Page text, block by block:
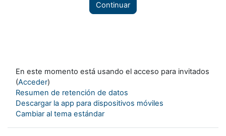
Continuar
En este momento está usando el acceso para invitados
(Acceder)
Resumen de retención de datos
Descargar la app para dispositivos móviles
Cambiar al tema estándar